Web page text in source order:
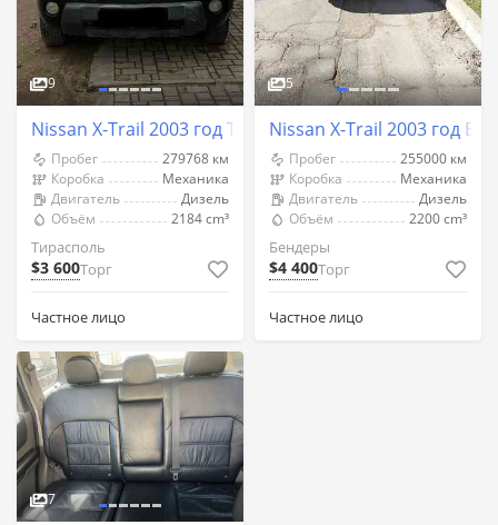
9
Nissan X-Trail 2003 год Тирасполь
Пробег
279768 км
Коробка
Механика
Двигатель
Дизель
Объём
2184 cm³
Тирасполь
$3 600Торг
Частное лицо
5
Nissan X-Trail 2003 год
Пробег
255000 км
Коробка
Механика
Двигатель
Дизель
Объём
2200 cm³
Бендеры
$4 400Торг
Частное лицо
7